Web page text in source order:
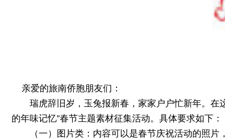
亲爱的旅南侨胞朋友们：
瑞虎辞旧岁，玉兔报新春，家家户户忙新年。在
的年味记忆”春节主题素材征集活动。具体要求如下：
（一）图片类：内容可以是春节庆祝活动的照片